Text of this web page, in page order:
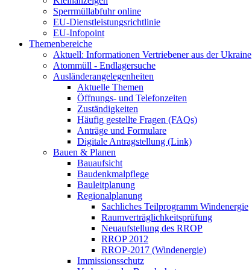
Sperrmüllabfuhr online
EU-Dienstleistungsrichtlinie
EU-Infopoint
Themenbereiche
Aktuell: Informationen Vertriebener aus der Ukraine
Atommüll - Endlagersuche
Ausländerangelegenheiten
Aktuelle Themen
Öffnungs- und Telefonzeiten
Zuständigkeiten
Häufig gestellte Fragen (FAQs)
Anträge und Formulare
Digitale Antragstellung (Link)
Bauen & Planen
Bauaufsicht
Baudenkmalpflege
Bauleitplanung
Regionalplanung
Sachliches Teilprogramm Windenergie
Raumverträglichkeitsprüfung
Neuaufstellung des RROP
RROP 2012
RROP-2017 (Windenergie)
Immissionsschutz